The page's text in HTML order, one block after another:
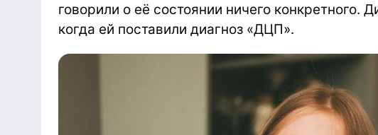
говорили о её состоянии ничего конкретного.
когда ей поставили диагноз «ДЦП».